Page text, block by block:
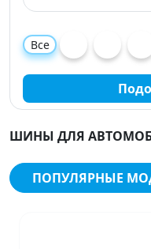
Все
ШИНЫ ДЛЯ
ПОПУЛЯРНЫЕ